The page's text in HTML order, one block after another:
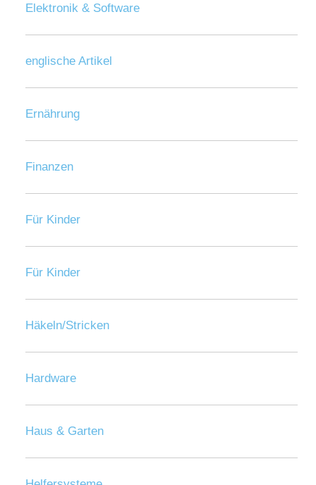
Elektronik & Software
englische Artikel
Ernährung
Finanzen
Für Kinder
Für Kinder
Häkeln/Stricken
Hardware
Haus & Garten